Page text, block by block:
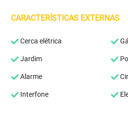
CARACTERÍSTICAS EXTERNAS
Cerca elétrica
Jardim
Alarme
Interfone